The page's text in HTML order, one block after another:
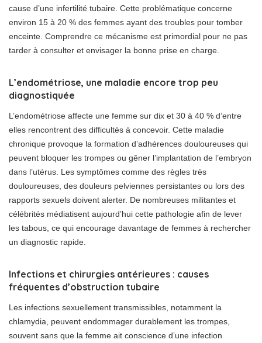
cause d’une infertilité tubaire. Cette problématique concerne
environ 15 à 20 % des femmes ayant des troubles pour tomber
enceinte. Comprendre ce mécanisme est primordial pour ne pas
tarder à consulter et envisager la bonne prise en charge.
L’endométriose, une maladie encore trop peu
diagnostiquée
L’endométriose affecte une femme sur dix et 30 à 40 % d’entre
elles rencontrent des difficultés à concevoir. Cette maladie
chronique provoque la formation d’adhérences douloureuses qui
peuvent bloquer les trompes ou gêner l’implantation de l’embryon
dans l’utérus. Les symptômes comme des règles très
douloureuses, des douleurs pelviennes persistantes ou lors des
rapports sexuels doivent alerter. De nombreuses militantes et
célébrités médiatisent aujourd’hui cette pathologie afin de lever
les tabous, ce qui encourage davantage de femmes à rechercher
un diagnostic rapide.
Infections et chirurgies antérieures : causes
fréquentes d’obstruction tubaire
Les infections sexuellement transmissibles, notamment la
chlamydia, peuvent endommager durablement les trompes,
souvent sans que la femme ait conscience d’une infection